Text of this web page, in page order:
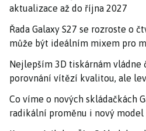
aktualizace až do října 2027
Řada Galaxy S27 se rozroste o
může být ideálním mixem pro
Nejlepším 3D tiskárnám vládne
porovnání vítězí kvalitou, ale
Co víme o nových skládačkách
radikální proměnu i nový model